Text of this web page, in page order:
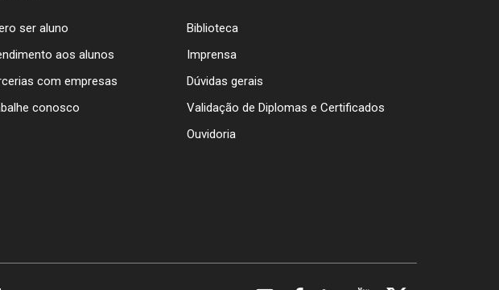
ser aluno
aos alunos
com empresas
conosco
Biblioteca
Imprensa
Dúvidas gerais
Validação de Diplomas e Certificados
Ouvidoria